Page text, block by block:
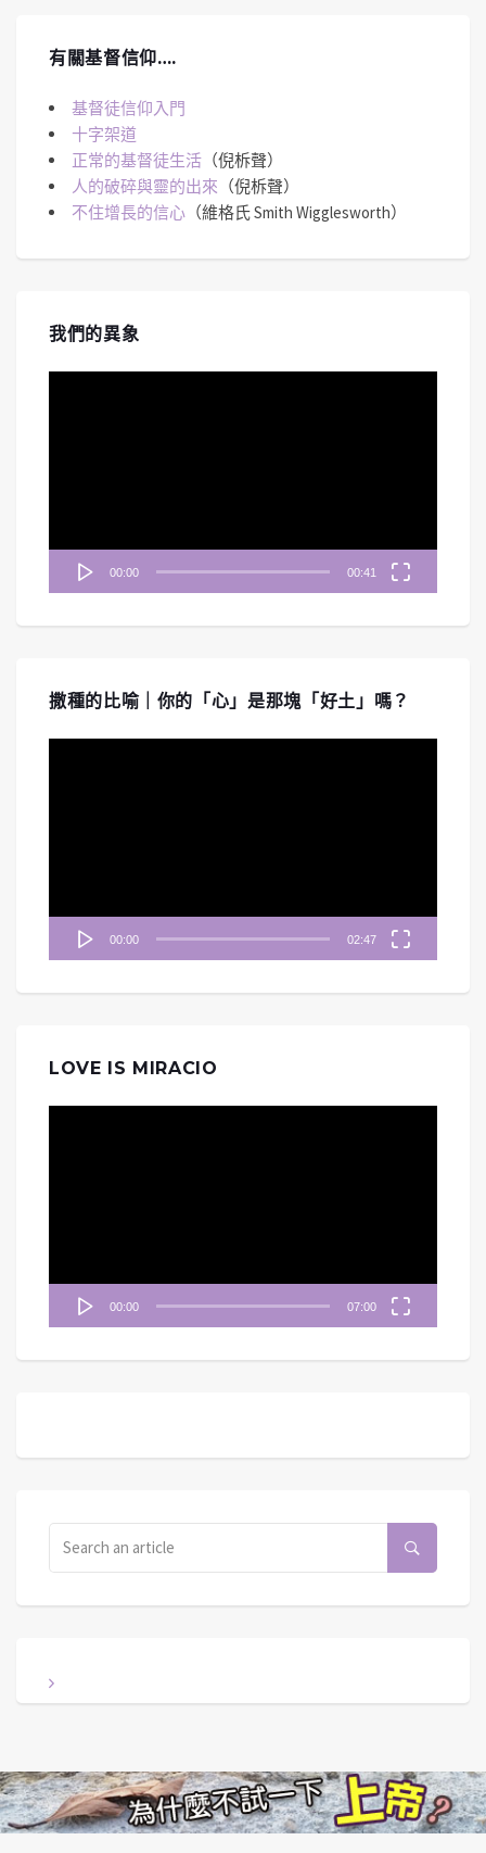
有關基督信仰….
基督徒信仰入門
十字架道
正常的基督徒生活 （倪柝聲）
人的破碎與靈的出來 （倪柝聲）
不住增長的信心 （維格氏 Smith Wigglesworth）
我們的異象
00:00 00:41
撒種的比喻｜你的「心」是那塊「好土」嗎？
00:00 02:47
LOVE IS MIRACIO
00:00 07:00